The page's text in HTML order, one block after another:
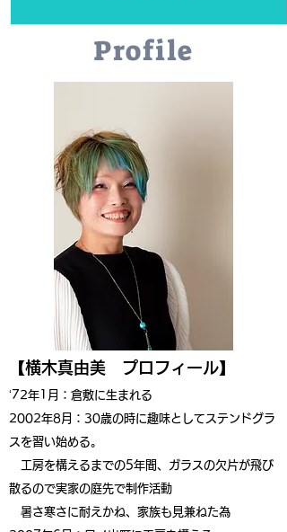
Profile
【横木真由美 プロフィール】
‘72年1 月：倉敷に生まれる
2002年8月：30歳の時に趣味としてステンドグラ
スを習い始める。
工房を構えるまでの5年間、ガラスの欠片が飛び
散るので実家の庭先で制作活動
暑さ寒さに耐えかね、家族も見兼ねた為